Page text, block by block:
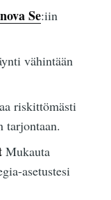
Se:iin
vähintään
riskittömästi
tarjontaan.
Mukauta
asetustesi